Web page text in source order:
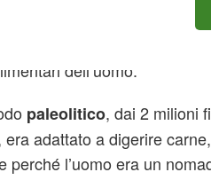
dell’uomo.
paleolitico, dai 2 milioni
adattato a digerire
perché l’uomo era un